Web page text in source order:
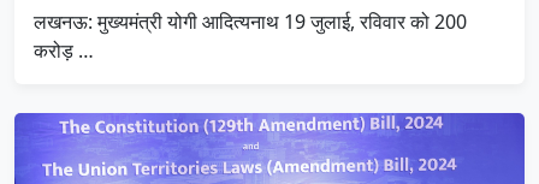
लखनऊ: मुख्यमंत्री योगी आदित्यनाथ 19 जुलाई, रविवार को 200
करोड़ …